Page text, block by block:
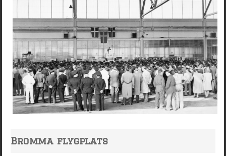
Bromma flygplats